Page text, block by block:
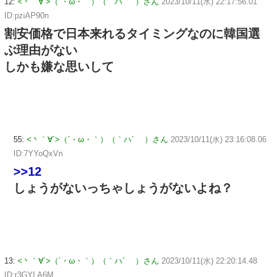
ID:pziAP90n
割安価格で日本来れるタイミングなのに韓国選
ぶ理由がない
しかも嫌な思いして
55: <丶｀∀´>（´・ω・｀）（｀ハ´ ）さん 2023/10/11(水) 23:16:08.06
ID:7YYoQxVn
>>12
しょうがないっちゃしょうがないよね？
13: <丶｀∀´>（´・ω・｀）（｀ハ´ ）さん 2023/10/11(水) 22:20:14.48
ID:r3GYLA6M